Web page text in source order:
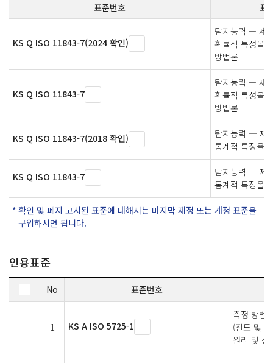
표준번호 표
KS Q ISO 11843-7(2024 확인)
탐지능력 — 제
확률적 특성을
방법론
KS Q ISO 11843-7
탐지능력 — 제
확률적 특성을
방법론
KS Q ISO 11843-7(2018 확인)
탐지능력 ― 제
통계적 특징을
KS Q ISO 11843-7
탐지능력 ― 제
통계적 특징을
확인 및 폐지 고시된 표준에 대해서는 마지막 제정 또는 개정 표준을
구입하시면 됩니다.
인용표준
No 표준번호
1 KS A ISO 5725-1
측정 방법
(진도 및
원리 및 정